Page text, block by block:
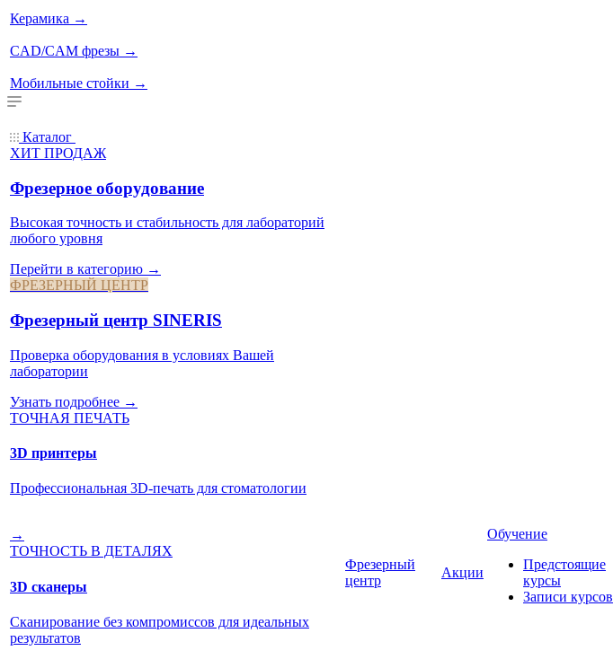
Керамика →
CAD/CAM фрезы →
Мобильные стойки →
Каталог
ХИТ ПРОДАЖ
Фрезерное оборудование
Высокая точность и стабильность для лабораторий
любого уровня
Перейти в категорию →
ФРЕЗЕРНЫЙ ЦЕНТР
Фрезерный центр SINERIS
Проверка оборудования в условиях Вашей
лаборатории
Узнать подробнее →
ТОЧНАЯ ПЕЧАТЬ
3D принтеры
Профессиональная 3D-печать для стоматологии
→
ТОЧНОСТЬ В ДЕТАЛЯХ
3D сканеры
Сканирование без компромиссов для идеальных
результатов
Фрезерный
центр
Акции
Обучение
Предстоящие
курсы
Записи курсов